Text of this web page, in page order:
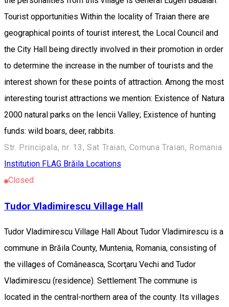
Tourist opportunities Within the locality of Traian there are
geographical points of tourist interest, the Local Council and
the City Hall being directly involved in their promotion in order
to determine the increase in the number of tourists and the
interest shown for these points of attraction. Among the most
interesting tourist attractions we mention: Existence of Natura
2000 natural parks on the Iencii Valley; Existence of hunting
funds: wild boars, deer, rabbits.
Str. Principala, nr. 13, Sat Traian, Comuna Traian, Romania
Institution FLAG Brăila Locations
Closed
Tudor Vladimirescu Village Hall
Tudor Vladimirescu Village Hall About Tudor Vladimirescu is a
commune in Brăila County, Muntenia, Romania, consisting of
the villages of Comăneasca, Scorţaru Vechi and Tudor
Vladimirescu (residence). Settlement The commune is
located in the central-northern area of ​​the county. Its villages